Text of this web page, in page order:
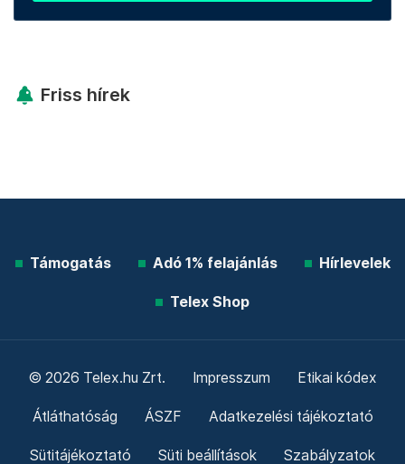
Friss hírek
Támogatás Adó 1% felajánlás Hírlevelek
Telex Shop
© 2026 Telex.hu Zrt. Impresszum Etikai kódex
Átláthatóság ÁSZF Adatkezelési tájékoztató
Sütitájékoztató Süti beállítások Szabályzatok